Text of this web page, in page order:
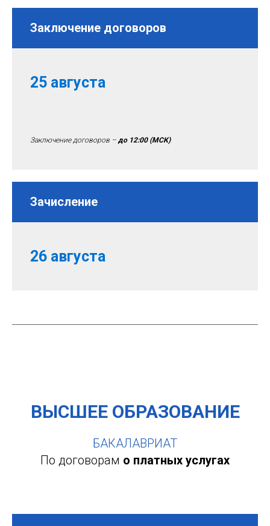
Заключение договоров
25 августа
Заключение договоров – до 12:00 (МСК)
Зачисление
26 августа
ВЫСШЕЕ ОБРАЗОВАНИЕ
БАКАЛАВРИАТ
По договорам о платных услугах